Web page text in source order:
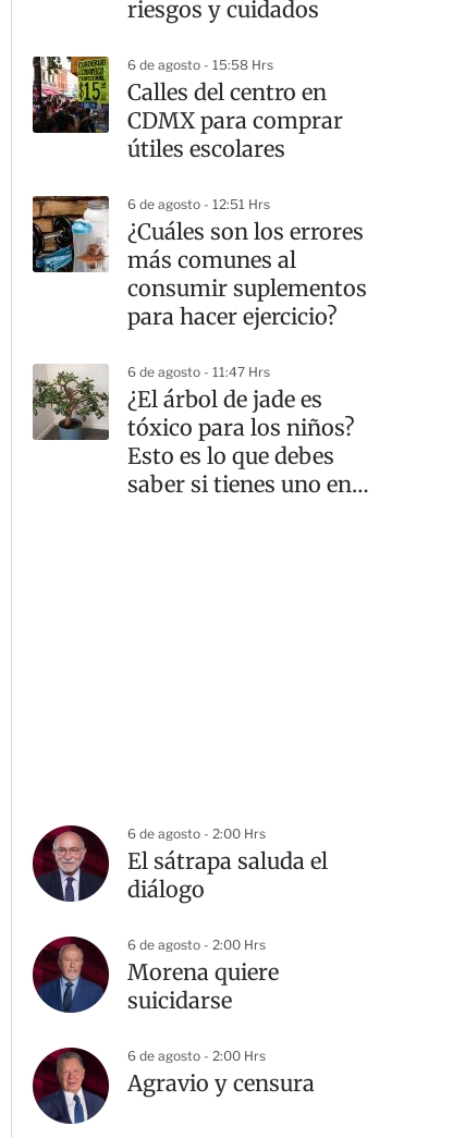
riesgos y cuidados
6 de agosto - 15:58 Hrs
Calles del centro en
CDMX para comprar
útiles escolares
6 de agosto - 12:51 Hrs
¿Cuáles son los errores
más comunes al
consumir suplementos
para hacer ejercicio?
6 de agosto - 11:47 Hrs
¿El árbol de jade es
tóxico para los niños?
Esto es lo que debes
saber si tienes uno en
6 de agosto - 2:00 Hrs
El sátrapa saluda el
diálogo
6 de agosto - 2:00 Hrs
Morena quiere
suicidarse
6 de agosto - 2:00 Hrs
Agravio y censura